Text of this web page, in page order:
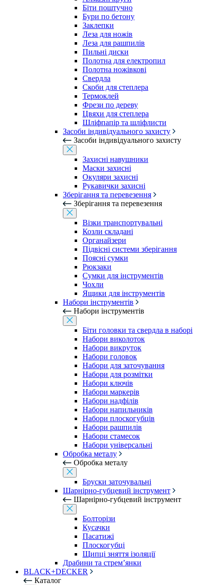
Біти поштучно
Бури по бетону
Заклепки
Леза для ножів
Леза для рашпилів
Пильні диски
Полотна для електропил
Полотна ножівкові
Свердла
Скоби для степлера
Термоклей
Фрези по дереву
Цвяхи для степлера
Шліфпапір та шліфлисти
Засоби індивідуального захисту
Засоби індивідуального захисту
Захисні навушники
Маски захисні
Окуляри захисні
Рукавички захисні
Зберігання та перевезення
Зберігання та перевезення
Візки транспортувальні
Козли складані
Органайзери
Підвісні системи зберігання
Поясні сумки
Рюкзаки
Сумки для інструментів
Чохли
Ящики для інструментів
Набори інструментів
Набори інструментів
Біти головки та свердла в наборі
Набори виколоток
Набори викруток
Набори головок
Набори для заточування
Набори для розмітки
Набори ключів
Набори маркерів
Набори надфілів
Набори напильників
Набори плоскогубців
Набори рашпилів
Набори стамесок
Набори універсальні
Обробка металу
Обробка металу
Бруски заточувальні
Шарнірно-губцевий інструмент
Шарнірно-губцевий інструмент
Болторізи
Кусачки
Пасатижі
Плоскогубці
Щипці зняття ізоляції
Драбини та стрем’янки
BLACK+DECKER
Каталог